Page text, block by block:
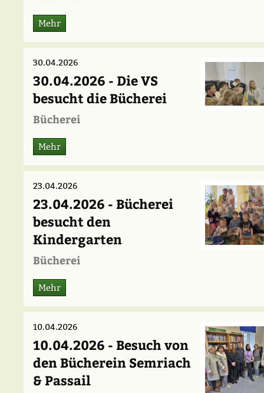
Mehr
30.04.2026
30.04.2026 - Die VS
besucht die Bücherei
Bücherei
Mehr
23.04.2026
23.04.2026 - Bücherei
besucht den
Kindergarten
Bücherei
Mehr
10.04.2026
10.04.2026 - Besuch von
den Bücherein Semriach
& Passail